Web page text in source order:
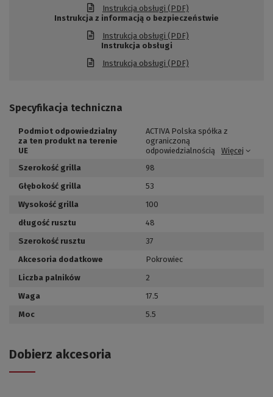
Instrukcja obsługi (PDF)
Instrukcja z informacją o bezpieczeństwie
Instrukcja obsługi (PDF)
Instrukcja obsługi
Instrukcja obsługi (PDF)
Specyfikacja techniczna
Podmiot odpowiedzialny
za ten produkt na terenie
UE
ACTIVA Polska spółka z
ograniczoną
odpowiedzialnością
Więcej
Szerokość grilla
98
Głębokość grilla
53
Wysokość grilla
100
długość rusztu
48
Szerokość rusztu
37
Akcesoria dodatkowe
Pokrowiec
Liczba palników
2
Waga
17.5
Moc
5.5
Dobierz akcesoria